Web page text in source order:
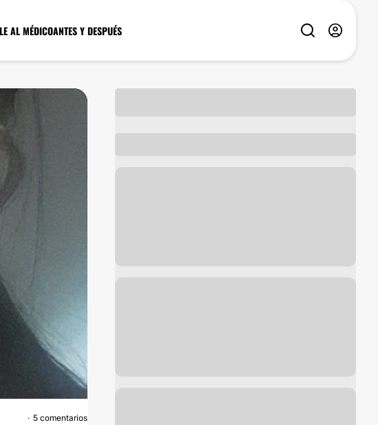
AL MÉDICOANTES Y DESPUÉS
MANCHAS EN LA PIEL
5 comentarios